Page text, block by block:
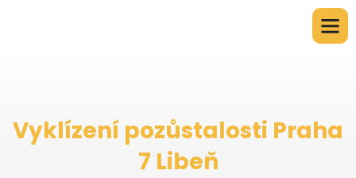
Vyklízení pozůstalosti Praha
7 Libeň